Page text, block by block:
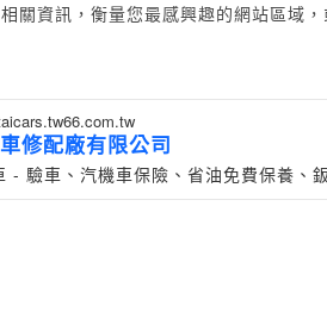
關資訊，衡量您最感興趣的網站區域
修配廠有限公司
- 驗車、汽機車保險、省油免費保養、